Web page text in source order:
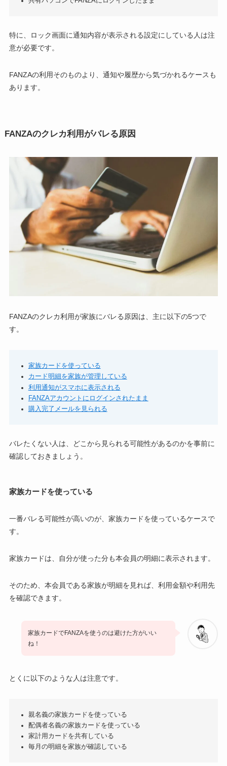
特に、ロック画面に通知内容が表示される設定にしている人は注
意が必要です。
FANZAの利用そのものより、通知や履歴から気づかれるケースも
あります。
FANZAのクレカ利用がバレる原因
FANZAのクレカ利用が家族にバレる原因は、主に以下の5つで
す。
家族カードを使っている
カード明細を家族が管理している
利用通知がスマホに表示される
FANZAアカウントにログインされたまま
購入完了メールを見られる
バレたくない人は、どこから見られる可能性があるのかを事前に
確認しておきましょう。
家族カードを使っている
一番バレる可能性が高いのが、家族カードを使っているケースで
す。
家族カードは、自分が使った分も本会員の明細に表示されます。
そのため、本会員である家族が明細を見れば、利用金額や利用先
を確認できます。
家族カードでFANZAを使うのは避けた方がいい
ね！
とくに以下のような人は注意です。
親名義の家族カードを使っている
配偶者名義の家族カードを使っている
家計用カードを共有している
毎月の明細を家族が確認している